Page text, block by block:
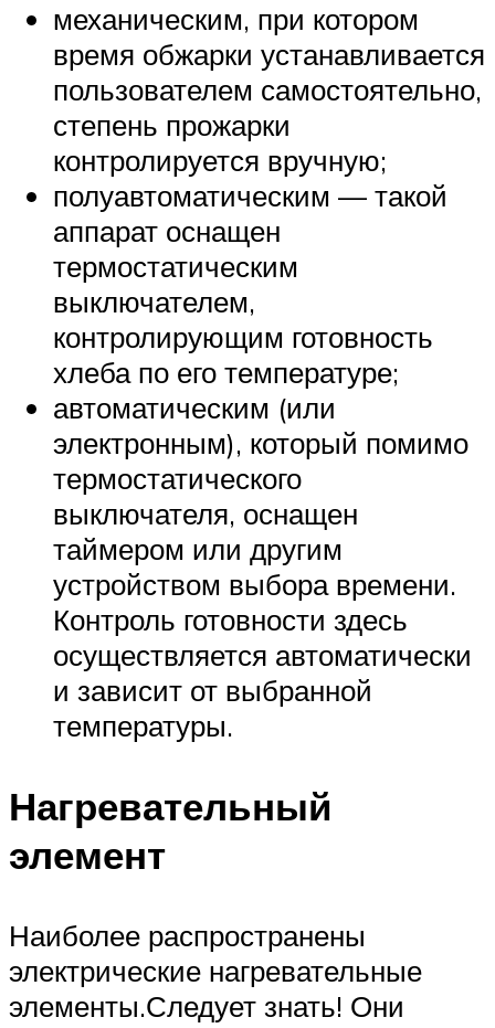
механическим, при котором
время обжарки устанавливается
пользователем самостоятельно,
степень прожарки
контролируется вручную;
полуавтоматическим — такой
аппарат оснащен
термостатическим
выключателем,
контролирующим готовность
хлеба по его температуре;
автоматическим (или
электронным), который помимо
термостатического
выключателя, оснащен
таймером или другим
устройством выбора времени.
Контроль готовности здесь
осуществляется автоматически
и зависит от выбранной
температуры.
Нагревательный
элемент
Наиболее распространены
электрические нагревательные
элементы.Следует знать! Они